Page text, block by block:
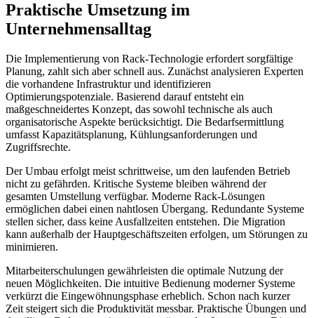
Praktische Umsetzung im
Unternehmensalltag
Die Implementierung von Rack-Technologie erfordert sorgfältige
Planung, zahlt sich aber schnell aus. Zunächst analysieren Experten
die vorhandene Infrastruktur und identifizieren
Optimierungspotenziale. Basierend darauf entsteht ein
maßgeschneidertes Konzept, das sowohl technische als auch
organisatorische Aspekte berücksichtigt. Die Bedarfsermittlung
umfasst Kapazitätsplanung, Kühlungsanforderungen und
Zugriffsrechte.
Der Umbau erfolgt meist schrittweise, um den laufenden Betrieb
nicht zu gefährden. Kritische Systeme bleiben während der
gesamten Umstellung verfügbar. Moderne Rack-Lösungen
ermöglichen dabei einen nahtlosen Übergang. Redundante Systeme
stellen sicher, dass keine Ausfallzeiten entstehen. Die Migration
kann außerhalb der Hauptgeschäftszeiten erfolgen, um Störungen zu
minimieren.
Mitarbeiterschulungen gewährleisten die optimale Nutzung der
neuen Möglichkeiten. Die intuitive Bedienung moderner Systeme
verkürzt die Eingewöhnungsphase erheblich. Schon nach kurzer
Zeit steigert sich die Produktivität messbar. Praktische Übungen und